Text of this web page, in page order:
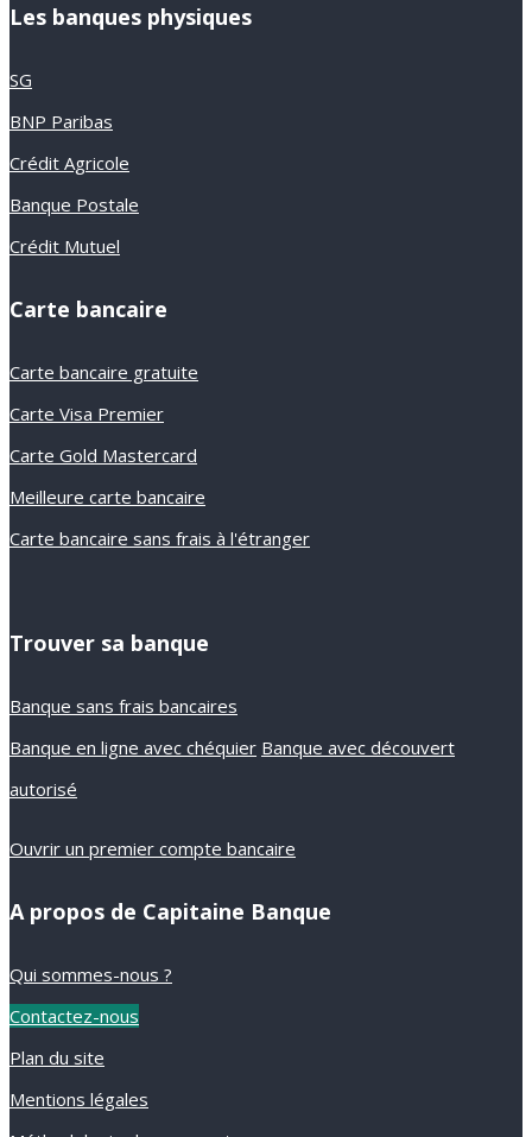
Les banques physiques
SG
BNP Paribas
Crédit Agricole
Banque Postale
Crédit Mutuel
Carte bancaire
Carte bancaire gratuite
Carte Visa Premier
Carte Gold Mastercard
Meilleure carte bancaire
Carte bancaire sans frais à l'étranger
Trouver sa banque
Banque sans frais bancaires
Banque en ligne avec chéquier Banque avec découvert
autorisé
Ouvrir un premier compte bancaire
A propos de Capitaine Banque
Qui sommes-nous ?
Contactez-nous
Plan du site
Mentions légales